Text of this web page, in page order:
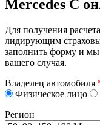
Mercedes C
Для получения
лидирующим
заполнить форму и мы
вашего случая.
Владелец автомобиля
Физическое лицо
Регион